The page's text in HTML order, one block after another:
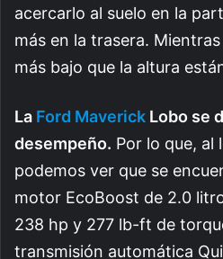
acercarlo al suelo en la
más en la trasera.
más bajo que la altura
La Ford Maverick Lobo se
desempeño. Por lo que, al
podemos ver que se
motor EcoBoost de 2.0
238 hp y 277 lb-ft de
transmisión automática